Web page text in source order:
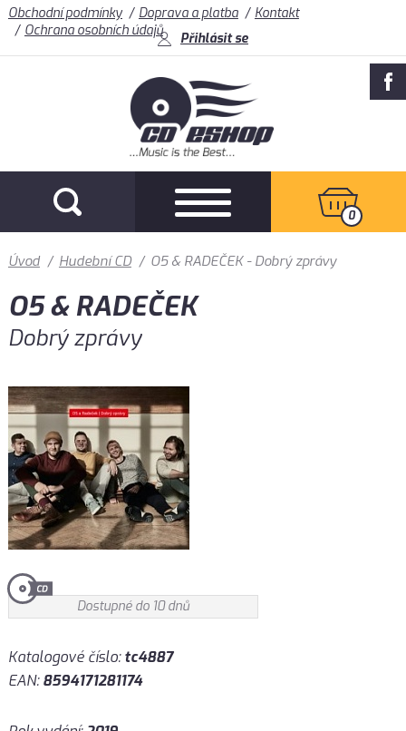
Obchodní podmínky Doprava a platba
Kontakt
Ochrana osobních údajů
Přihlásit se
0
Úvod / Hudební CD / O5 & RADEČEK - Dobrý zprávy
O5 & RADEČEK
Dobrý zprávy
Dostupné do 10 dnů
Katalogové číslo:tc4887
EAN:8594171281174